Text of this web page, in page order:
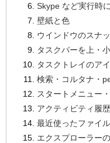
Skype など実行時
壁紙と色
ウインドウのスナ
タスクバーを上・
タスクトレイのア
検索・コルタナ・
スタートメニュー
アクティビティ履
最近使ったファイ
エクスプローラー